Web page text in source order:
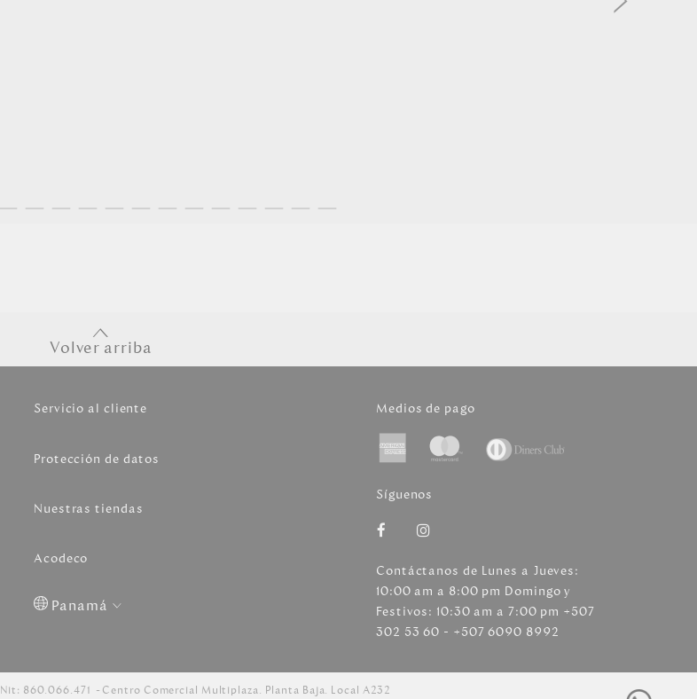
Volver arriba
Servicio al cliente
Protección de datos
Nuestras tiendas
Acodeco
Panamá
Medios de pago
Síguenos
Contáctanos de Lunes a Jueves:
10:00 am a 8:00 pm Domingo y
Festivos: 10:30 am a 7:00 pm +507
302 53 60 - +507 6090 8992
Nit: 860.066.471 Centro Comercial Multiplaza. Planta Baja. Local A232